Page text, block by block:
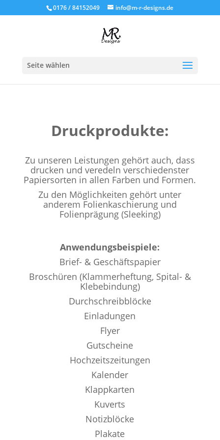
0176 / 84152049 info@m-r-designs.de
Seite wählen
Druckprodukte:
Zu unseren Leistungen gehört auch, dass
drucken und veredeln verschiedenster
Papiersorten in allen Farben und Formen.
Zu den Möglichkeiten gehört unter
anderem Folienkaschierung und
Folienprägung (Sleeking)
Anwendungsbeispiele:
Brief- & Geschäftspapier
Broschüren (Klammerheftung, Spital- &
Klebebindung)
Durchschreibblöcke
Einladungen
Flyer
Gutscheine
Hochzeitszeitungen
Kalender
Klappkarten
Kuverts
Notizblöcke
Plakate